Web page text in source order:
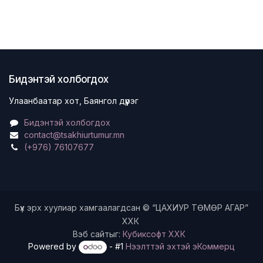
Бидэнтэй холбогдох
Улаанбаатар хот, Баянгол дүүрэг
Бидэнтэй холбогдох
contact@tsakhiurtumur.mn
(+976) 76107677
Бүх эрх хуулиар хамгаалагдсан © “ЦАХИУР ТӨМӨР АГАР”
ХХК
Вэб сайтыг: Кубиксофт ХХК
Powered by
- #1Нээлттэй эхтэй эКоммерц